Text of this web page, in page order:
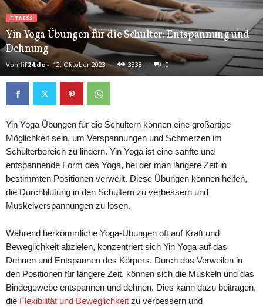
FITNESS
Yin Yoga Übungen für die Schulter: Entspannung und
Dehnung
Von lif24.de- 12. Oktober 2023 3338 0
Yin Yoga Übungen für die Schultern können eine großartige
Möglichkeit sein, um Verspannungen und Schmerzen im
Schulterbereich zu lindern. Yin Yoga ist eine sanfte und
entspannende Form des Yoga, bei der man längere Zeit in
bestimmten Positionen verweilt. Diese Übungen können helfen,
die Durchblutung in den Schultern zu verbessern und
Muskelverspannungen zu lösen.
Während herkömmliche Yoga-Übungen oft auf Kraft und
Beweglichkeit abzielen, konzentriert sich Yin Yoga auf das
Dehnen und Entspannen des Körpers. Durch das Verweilen in
den Positionen für längere Zeit, können sich die Muskeln und das
Bindegewebe entspannen und dehnen. Dies kann dazu beitragen,
die Flexibilität und Beweglichkeit zu verbessern und